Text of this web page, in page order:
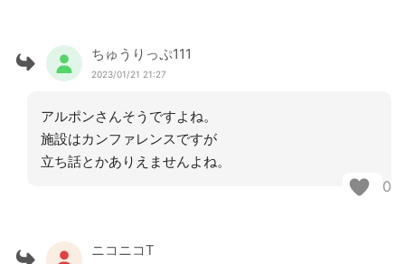
ちゅうりっぷ111
2023/01/21 21:27
アルポンさんそうですよね。
施設はカンファレンスですが
立ち話とかありえませんよね。
0
ニコニコT